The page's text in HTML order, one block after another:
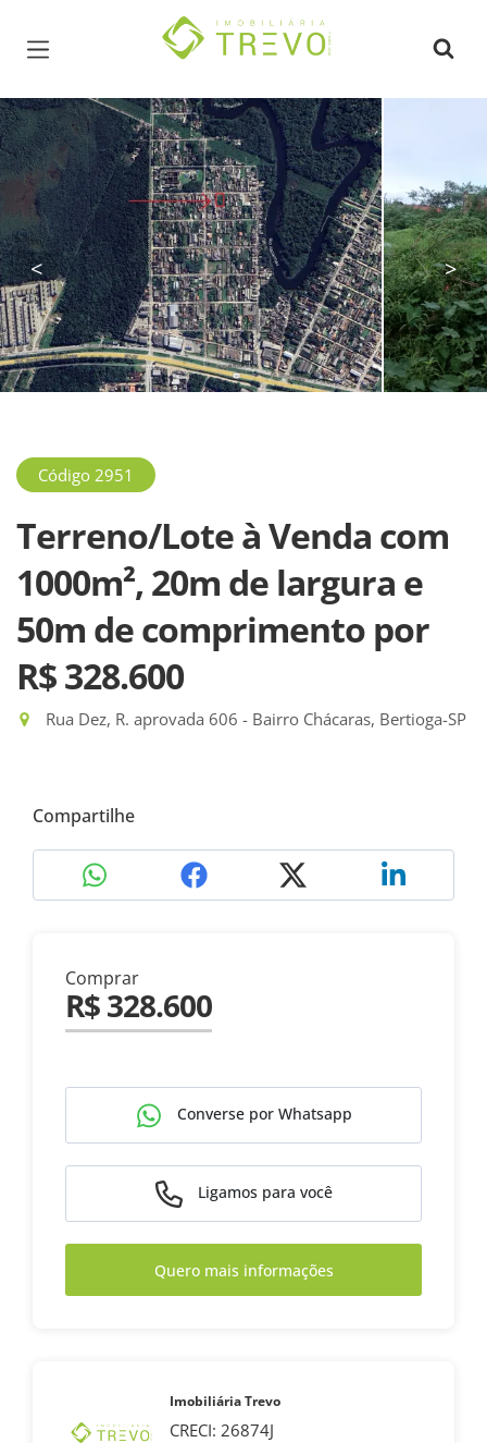
Página inicial
< >
Código 2951
Terreno/Lote à Venda com
1000m², 20m de largura e
50m de comprimento por
R$ 328.600
Rua Dez, R. aprovada 606 - Bairro Chácaras, Bertioga-SP
Compartilhe
Comprar
R$ 328.600
Converse por Whatsapp
Ligamos para você
Quero mais informações
Imobiliária Trevo
CRECI: 26874J